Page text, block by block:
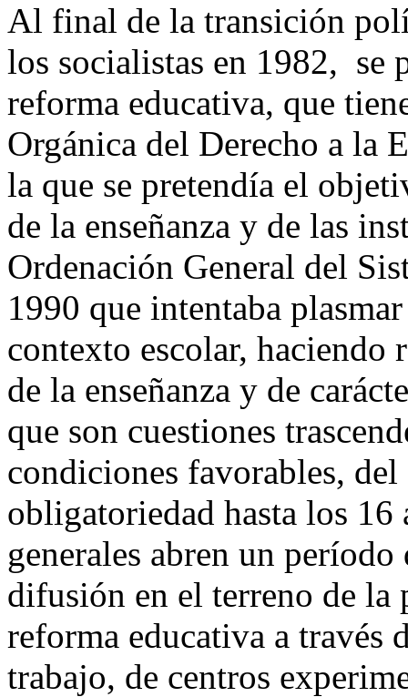
Al final de la transición
los socialistas en 1982, se
reforma educativa, que
Orgánica del Derecho a la
la que se pretendía el
de la enseñanza y de las
Ordenación General del
1990 que intentaba
contexto escolar, haciendo
de la enseñanza y de
que son cuestiones
condiciones favorables,
obligatoriedad hasta los 16
generales abren un
difusión en el terreno de la
reforma educativa a través
trabajo, de centros